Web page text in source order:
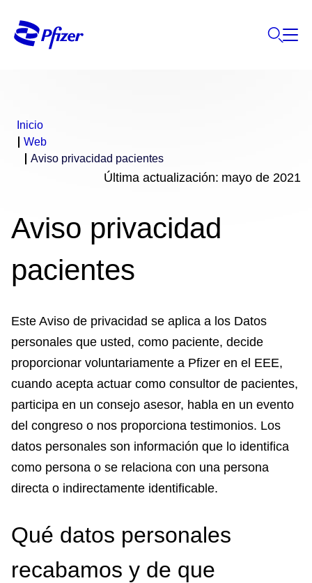
Inicio
Web
Aviso privacidad pacientes
Última actualización: mayo de 2021
Aviso privacidad
pacientes
Este Aviso de privacidad se aplica a los Datos
personales que usted, como paciente, decide
proporcionar voluntariamente a Pfizer en el EEE,
cuando acepta actuar como consultor de pacientes,
participa en un consejo asesor, habla en un evento
del congreso o nos proporciona testimonios. Los
datos personales son información que lo identifica
como persona o se relaciona con una persona
directa o indirectamente identificable.
Qué datos personales
recabamos y de que